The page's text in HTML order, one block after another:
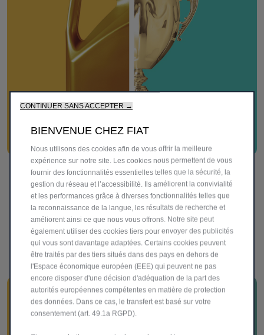
VIDANGE D'HUILE
Afin de prolonger la durée de vie et les performances de
votre moteur, il est essentiel de maintenir le bon niveau
d'huile, en gardant votre moteur lubrifié.
EN SAVOIR PLUS
CONTINUER SANS ACCEPTER →
BIENVENUE CHEZ FIAT
Nous utilisons des cookies afin de vous offrir la meilleure
expérience sur notre site. Les cookies nous permettent de vous
fournir des fonctionnalités essentielles telles que la sécurité, la
gestion du réseau et l’accessibilité. Ils améliorent la convivialité
et les performances grâce à diverses fonctionnalités telles que
la reconnaissance de la langue, les résultats de recherche et
améliorent ainsi ce que nous vous offrons. Notre site peut
également utiliser des cookies tiers pour envoyer des publicités
qui vous sont davantage adaptées. Certains cookies peuvent
être traités par des tiers situés dans des pays en dehors de
l'Espace économique européen (EEE) qui peuvent ne pas
encore disposer d'une décision d'adéquation de la part des
autorités européennes compétentes en matière de protection
des données. Dans ce cas, le transfert est basé sur votre
consentement (art. 49.1a RGPD).